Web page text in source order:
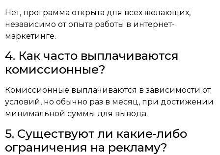
Нет, программа открыта для всех желающих,
независимо от опыта работы в интернет-
маркетинге.
4. Как часто выплачиваются
комиссионные?
Комиссионные выплачиваются в зависимости от
условий, но обычно раз в месяц, при достижении
минимальной суммы для вывода.
5. Существуют ли какие-либо
ограничения на рекламу?